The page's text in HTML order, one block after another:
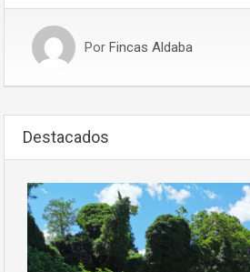
Por Fincas Aldaba
Destacados